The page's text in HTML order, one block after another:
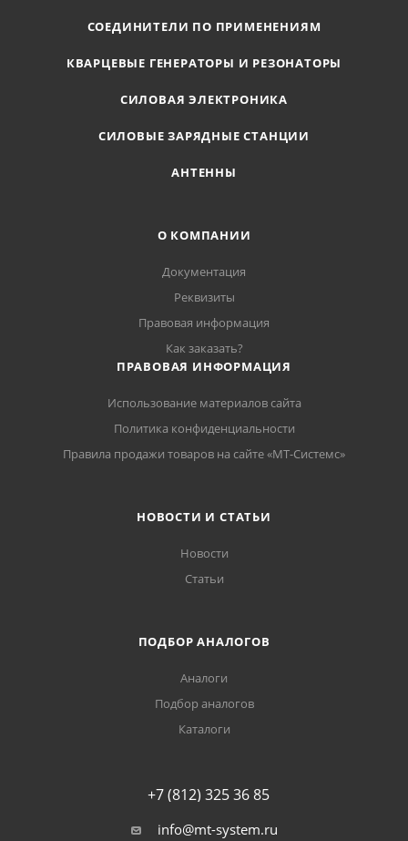
СОЕДИНИТЕЛИ ПО ПРИМЕНЕНИЯМ
КВАРЦЕВЫЕ ГЕНЕРАТОРЫ И РЕЗОНАТОРЫ
СИЛОВАЯ ЭЛЕКТРОНИКА
СИЛОВЫЕ ЗАРЯДНЫЕ СТАНЦИИ
АНТЕННЫ
О КОМПАНИИ
Документация
Реквизиты
Правовая информация
Как заказать?
ПРАВОВАЯ ИНФОРМАЦИЯ
Использование материалов сайта
Политика конфиденциальности
Правила продажи товаров на сайте «МТ-Системс»
НОВОСТИ И СТАТЬИ
Новости
Статьи
ПОДБОР АНАЛОГОВ
Аналоги
Подбор аналогов
Каталоги
+7 (812) 325 36 85
info@mt-system.ru